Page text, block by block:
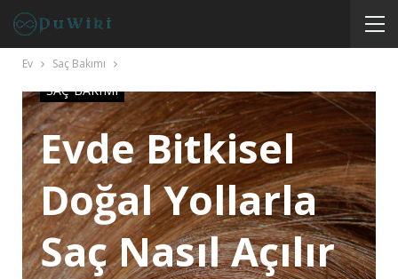
Ev Saç Bakımı
SAÇ BAKIMI
Evde Bitkisel
Doğal Yollarla
Saç Nasıl Açılır